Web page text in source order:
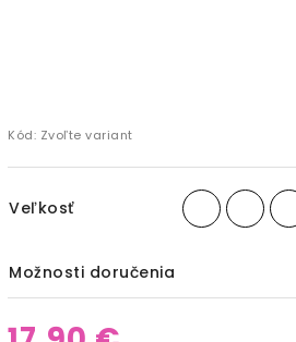
Kód: Zvoľte variant
Veľkosť
Možnosti doručenia